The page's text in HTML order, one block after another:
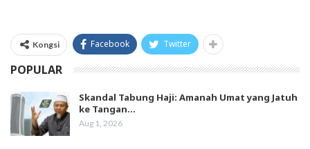
Kongsi Facebook Twitter
POPULAR
Skandal Tabung Haji: Amanah Umat yang Jatuh
ke Tangan…
Aug 1, 2026